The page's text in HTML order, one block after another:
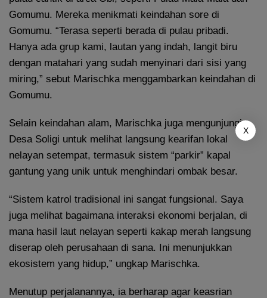
Gomumu. Mereka menikmati keindahan sore di
Gomumu. “Terasa seperti berada di pulau pribadi.
Hanya ada grup kami, lautan yang indah, langit biru
dengan matahari yang sudah menyinari dari sisi yang
miring,” sebut Marischka menggambarkan keindahan di
Gomumu.
Selain keindahan alam, Marischka juga mengunjungi
Desa Soligi untuk melihat langsung kearifan lokal
nelayan setempat, termasuk sistem “parkir” kapal
gantung yang unik untuk menghindari ombak besar.
“Sistem katrol tradisional ini sangat fungsional. Saya
juga melihat bagaimana interaksi ekonomi berjalan, di
mana hasil laut nelayan seperti kakap merah langsung
diserap oleh perusahaan di sana. Ini menunjukkan
ekosistem yang hidup,” ungkap Marischka.
Menutup perjalanannya, ia berharap agar keasrian
X